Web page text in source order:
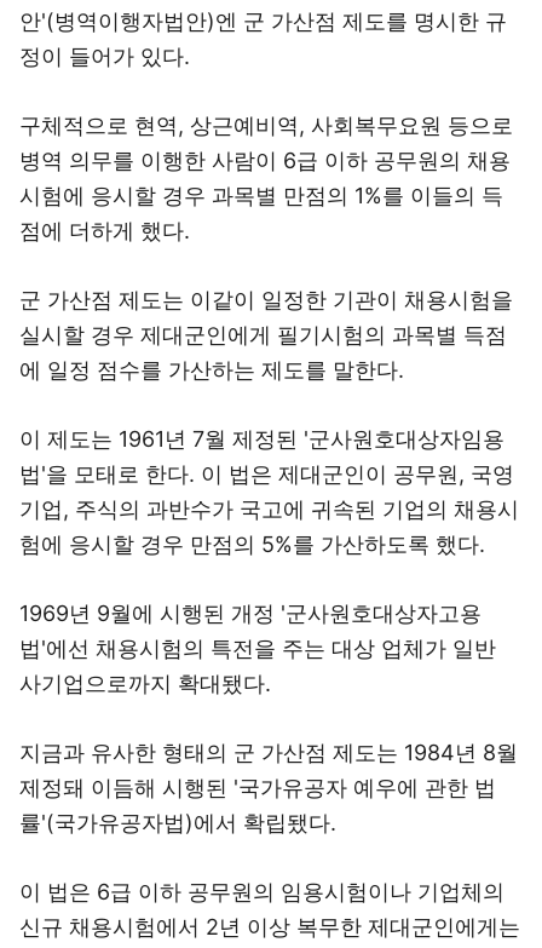
안'(병역이행자법안)엔 군 가산점 제도를 명시한 규
정이 들어가 있다.
구체적으로 현역, 상근예비역, 사회복무요원 등으로
병역 의무를 이행한 사람이 6급 이하 공무원의 채용
시험에 응시할 경우 과목별 만점의 1%를 이들의 득
점에 더하게 했다.
군 가산점 제도는 이같이 일정한 기관이 채용시험을
실시할 경우 제대군인에게 필기시험의 과목별 득점
에 일정 점수를 가산하는 제도를 말한다.
이 제도는 1961년 7월 제정된 '군사원호대상자임용
법'을 모태로 한다. 이 법은 제대군인이 공무원, 국영
기업, 주식의 과반수가 국고에 귀속된 기업의 채용시
험에 응시할 경우 만점의 5%를 가산하도록 했다.
1969년 9월에 시행된 개정 '군사원호대상자고용
법'에선 채용시험의 특전을 주는 대상 업체가 일반
사기업으로까지 확대됐다.
지금과 유사한 형태의 군 가산점 제도는 1984년 8월
제정돼 이듬해 시행된 '국가유공자 예우에 관한 법
률'(국가유공자법)에서 확립됐다.
이 법은 6급 이하 공무원의 임용시험이나 기업체의
신규 채용시험에서 2년 이상 복무한 제대군인에게는